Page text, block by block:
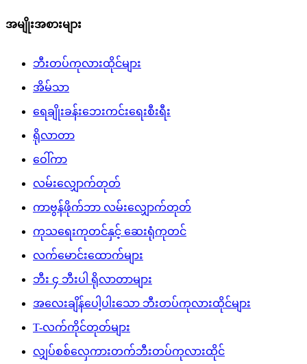
အမျိုးအစားများ
ဘီးတပ်ကုလားထိုင်များ
အိမ်သာ
ရေချိုးခန်းဘေးကင်းရေးစီးရီး
ရိုလာတာ
ဝေါ်ကာ
လမ်းလျှောက်တုတ်
ကာဗွန်ဖိုက်ဘာ လမ်းလျှောက်တုတ်
ကုသရေးကုတင်နှင့် ဆေးရုံကုတင်
လက်မောင်းထောက်များ
ဘီး ၄ ဘီးပါ ရိုလာတာများ
အလေးချိန်ပေါ့ပါးသော ဘီးတပ်ကုလားထိုင်များ
T-လက်ကိုင်တုတ်များ
လျှပ်စစ်လှေကားတက်ဘီးတပ်ကုလားထိုင်